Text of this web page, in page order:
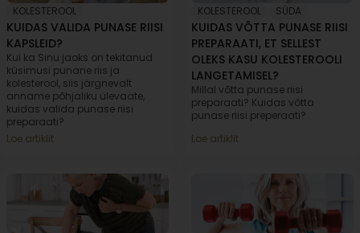
KOLESTEROOL
KUIDAS VALIDA PUNASE RIISI
KAPSLEID?
Kui ka Sinu jaoks on tekitanud
küsimusi punane riis ja
kolesterool, siis järgnevalt
anname põhjaliku ülevaate,
kuidas valida punase riisi
preparaati?
Loe artiklit
KOLESTEROOL SÜDA
KUIDAS VÕTTA PUNASE RIISI
PREPARAATI, ET SELLEST
OLEKS KASU KOLESTEROOLI
LANGETAMISEL?
Millal võtta punase riisi
preparaati? Kuidas võtta
punase riisi preperaati?
Loe artiklit